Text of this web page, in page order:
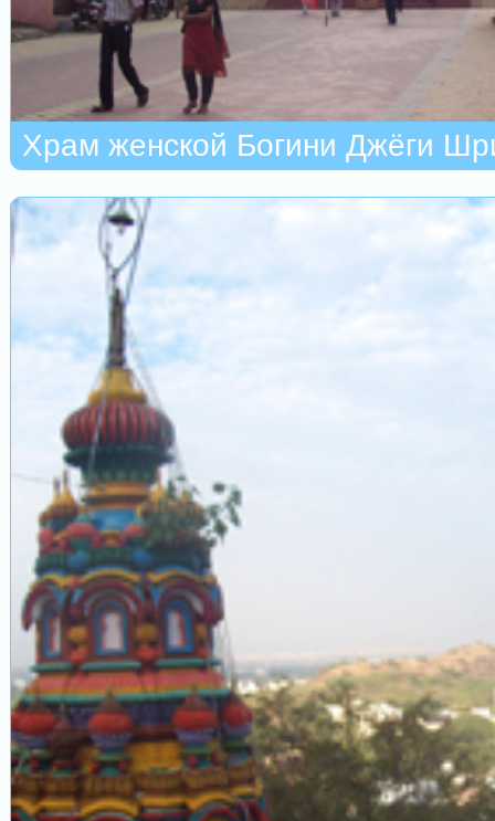
Храм женской Богини Джёги